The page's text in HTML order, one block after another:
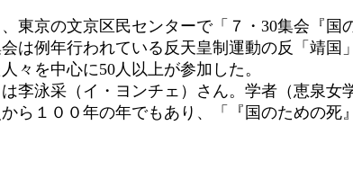
東京の文京区民センターで「７・30集会『国
は例年行われている反天皇制運動の反「靖
々を中心に50人以上が参加した。
李泳采（イ・ヨンチェ）さん。学者（恵泉女
ら１００年の年でもあり、「『国のための